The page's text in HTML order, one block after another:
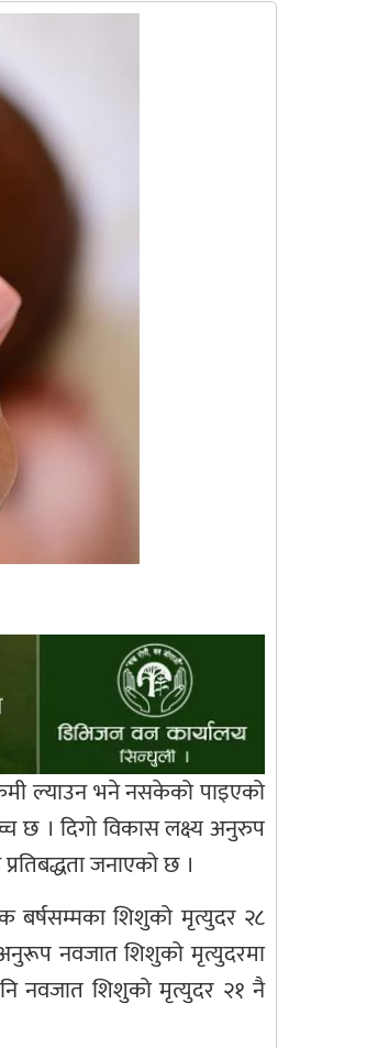
कमी ल्याउन भने नसकेको पाइएको
छ । दिगो विकास लक्ष्य अनुरुप
जनाएको छ ।
बर्षसम्मका शिशुको मृत्युदर २८
नवजात शिशुको मृत्युदरमा
नवजात शिशुको मृत्युदर २१ नै